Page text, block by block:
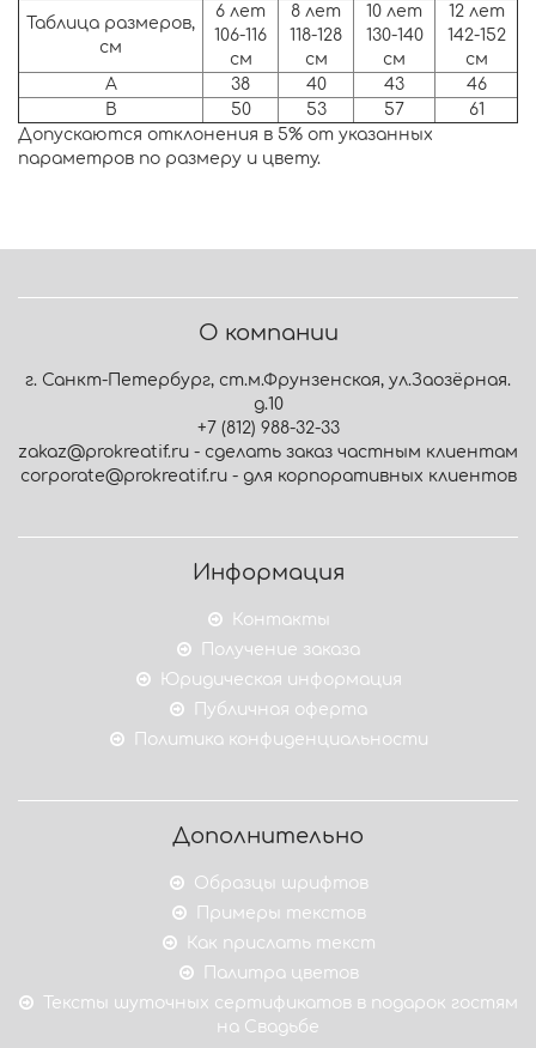
Таблица размеров,
см
6 лет
106-116
см
8 лет
118-128
см
10 лет
130-140
см
12 лет
142-152
см
A
38 40 43
46
B
50 53 57
61
Допускаются отклонения в 5% от указанных
параметров по размеру и цвету.
О компании
г. Санкт-Петербург, ст.м.Фрунзенская, ул.Заозёрная.
д.10
+7 (812) 988-32-33
zakaz@prokreatif.ru - сделать заказ частным клиентам
corporate@prokreatif.ru - для корпоративных клиентов
Информация
Контакты
Получение заказа
Юридическая информация
Публичная оферта
Политика конфиденциальности
Дополнительно
Образцы шрифтов
Примеры текстов
Как прислать текст
Палитра цветов
Тексты шуточных сертификатов в подарок гостям
на Свадьбе